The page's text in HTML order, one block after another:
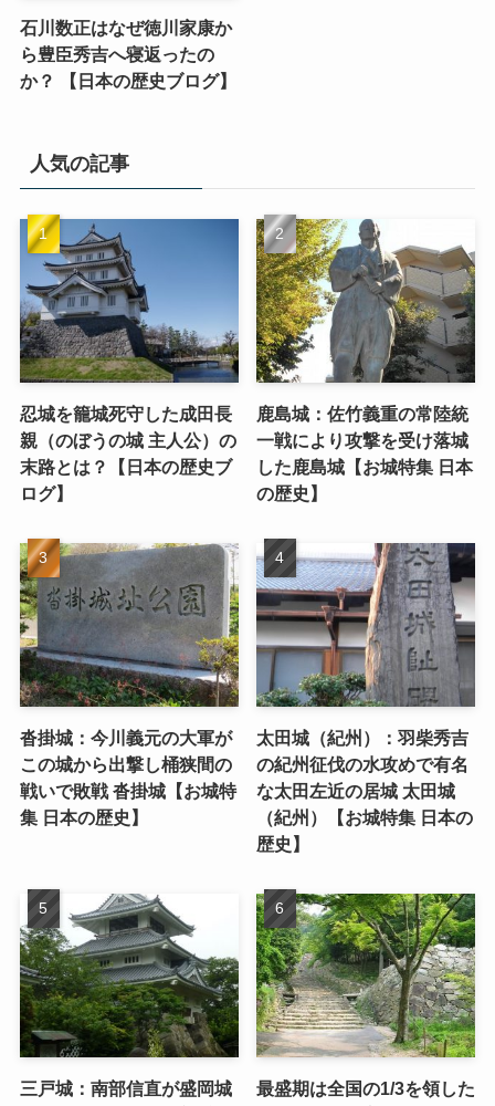
石川数正はなぜ徳川家康か
ら豊臣秀吉へ寝返ったの
か？ 【日本の歴史ブログ】
人気の記事
忍城を籠城死守した成田長
親（のぼうの城 主人公）の
末路とは？【日本の歴史ブ
ログ】
鹿島城：佐竹義重の常陸統
一戦により攻撃を受け落城
した鹿島城【お城特集 日本
の歴史】
沓掛城：今川義元の大軍が
この城から出撃し桶狭間の
戦いで敗戦 沓掛城【お城特
集 日本の歴史】
太田城（紀州）：羽柴秀吉
の紀州征伐の水攻めで有名
な太田左近の居城 太田城
（紀州）【お城特集 日本の
歴史】
三戸城：南部信直が盛岡城
最盛期は全国の1/3を領した